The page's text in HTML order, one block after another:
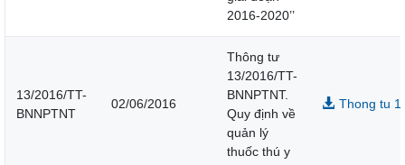
2016-2020’’
13/2016/TT-
BNNPTNT
02/06/2016
Thông tư
13/2016/TT-
BNNPTNT.
Quy định về
quản lý
thuốc thú y
Thong tu